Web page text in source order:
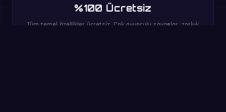
%100 Ücretsiz
Tüm temel özellikler ücretsiz. Çok oyunculu savaşlar, zorluk